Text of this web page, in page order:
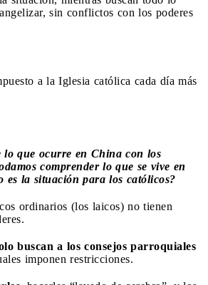
sin conflictos con los poderes
a la Iglesia católica cada día más
lo que ocurre en China con los
comprender lo que se vive en
es la situación para los católicos?
ordinarios (los laicos) no tienen
buscan a los consejos parroquiales
imponen restricciones.